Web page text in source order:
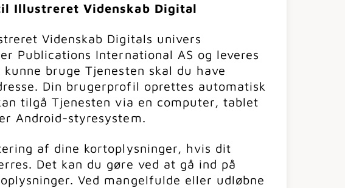
Illustreret Videnskab Digital
Videnskab Digitals univers
Publications International AS og leveres
bruge Tjenesten skal du have
Din brugerprofil oprettes automatisk
tilgå Tjenesten via en computer, tablet
Android-styresystem.
af dine kortoplysninger, hvis dit
Det kan du gøre ved at gå ind på
Ved mangelfulde eller udløbne